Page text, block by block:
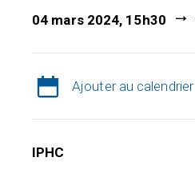
04 mars 2024, 15h30
Ajouter au calendrier
IPHC